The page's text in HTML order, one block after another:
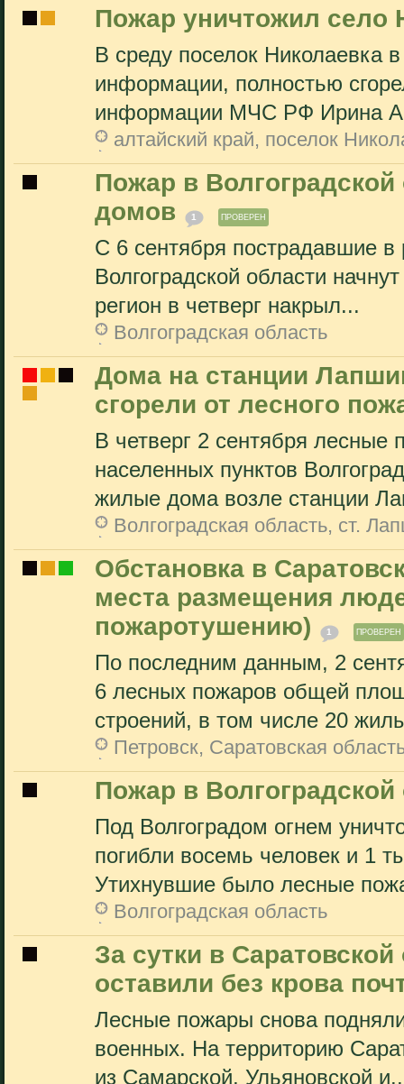
Пожар уничтожил село
В среду поселок Николаевка
информации, полностью
информации МЧС РФ Ирина
алтайский край, поселок
Пожар в
домов
1 ПРОВЕРЕН
С 6 сентября пострадавшие в
Волгоградской области
регион в четверг накрыл...
Волгоградская область
Дома на станции
сгорели от лесного
В четверг 2 сентября лесные
населенных пунктов
жилые дома возле станции
Волгоградская область, ст.
Обстановка в
места размещения
пожаротушению)
1 ПРОВЕРЕН
По последним данным, 2
6 лесных пожаров общей
строений, в том числе 20
Петровск, Саратовская
Пожар в
Под Волгоградом огнем
погибли восемь человек и 1
Утихнувшие было лесные
Волгоградская область
За сутки в
оставили без крова
Лесные пожары снова
военных. На территорию
из Самарской, Ульяновской